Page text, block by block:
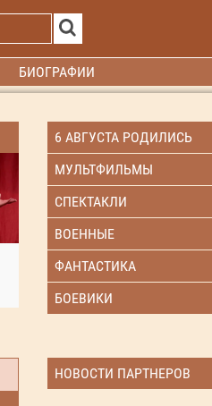
БИОГРАФИИ
6 АВГУСТА РОДИЛИСЬ
МУЛЬТФИЛЬМЫ
СПЕКТАКЛИ
ВОЕННЫЕ
ФАНТАСТИКА
БОЕВИКИ
НОВОСТИ ПАРТНЕРОВ